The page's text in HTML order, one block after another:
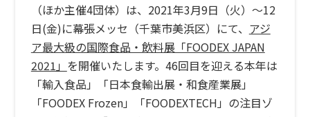
（ほか主催4団体）は、2021年3月9日（火）～12
日(金)に幕張メッセ（千葉市美浜区）にて、 アジ
ア最大級の国際食品・飲料展「FOODEX JAPAN
2021」 を開催いたします。46回目を迎える本年は
「輸入食品」「日本食輸出展・和食産業展」
「FOODEX Frozen」「FOODEXTECH」の注目ゾ